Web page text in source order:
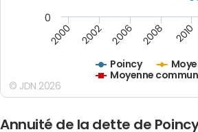
Poincy
Moyenne
2000 2002 2006 2008 2010
0
© JDN 2026
Annuité de la dette de